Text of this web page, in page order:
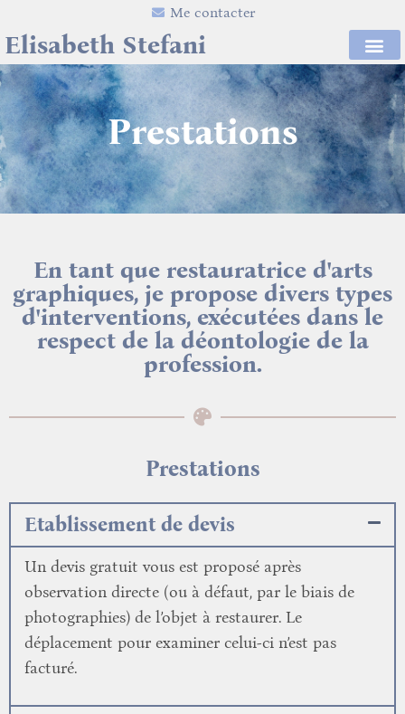
Me contacter
Elisabeth Stefani
Prestations
En tant que restauratrice d'arts
graphiques, je propose divers types
d'interventions, exécutées dans le
respect de la déontologie de la
profession.
Prestations
Etablissement de devis
Un devis gratuit vous est proposé après
observation directe (ou à défaut, par le biais de
photographies) de l’objet à restaurer. Le
déplacement pour examiner celui-ci n’est pas
facturé.